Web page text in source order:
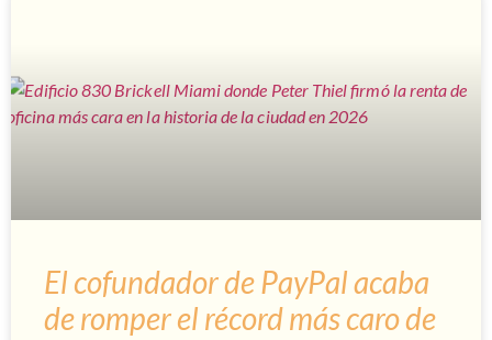
El cofundador de PayPal acaba
de romper el récord más caro de